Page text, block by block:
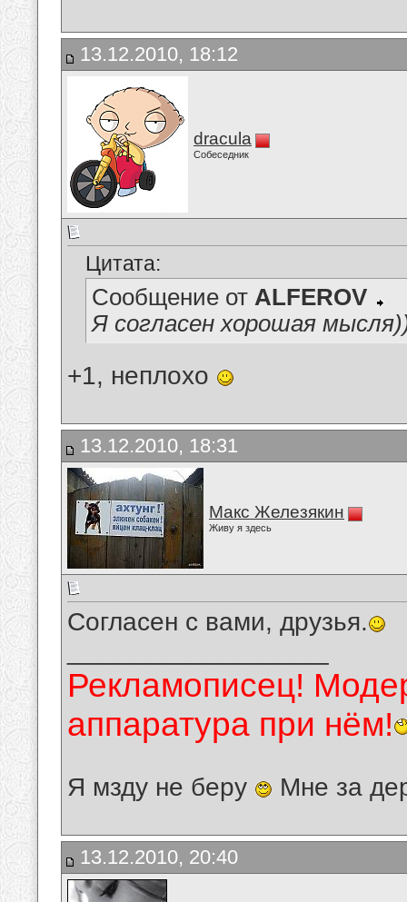
13.12.2010, 18:12
dracula
Собеседник
Цитата:
Сообщение от ALFEROV
Я согласен хорошая
+1, неплохо
13.12.2010, 18:31
Макс Железякин
Живу я здесь
Согласен с вами, друзья.
Рекламописец!
аппаратура при нём!
Я мзду не беру Мне за
13.12.2010, 20:40